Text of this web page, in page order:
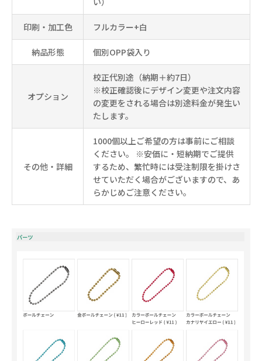
印刷・加工色 フルカラー+白
納品形態 個別OPP袋入り
オプション
校正代別途（納期＋約7日）
※校正確認後にデザイン変更や注文内容
の変更をされる場合は別途料金が発生い
たします。
その他・詳細
1000個以上ご希望の方は事前にご相談
ください。 ※安価に・短納期でご提供
するため、繁忙時には受注制限を掛けさ
せていただく場合がございますので、あ
らかじめご注意ください。